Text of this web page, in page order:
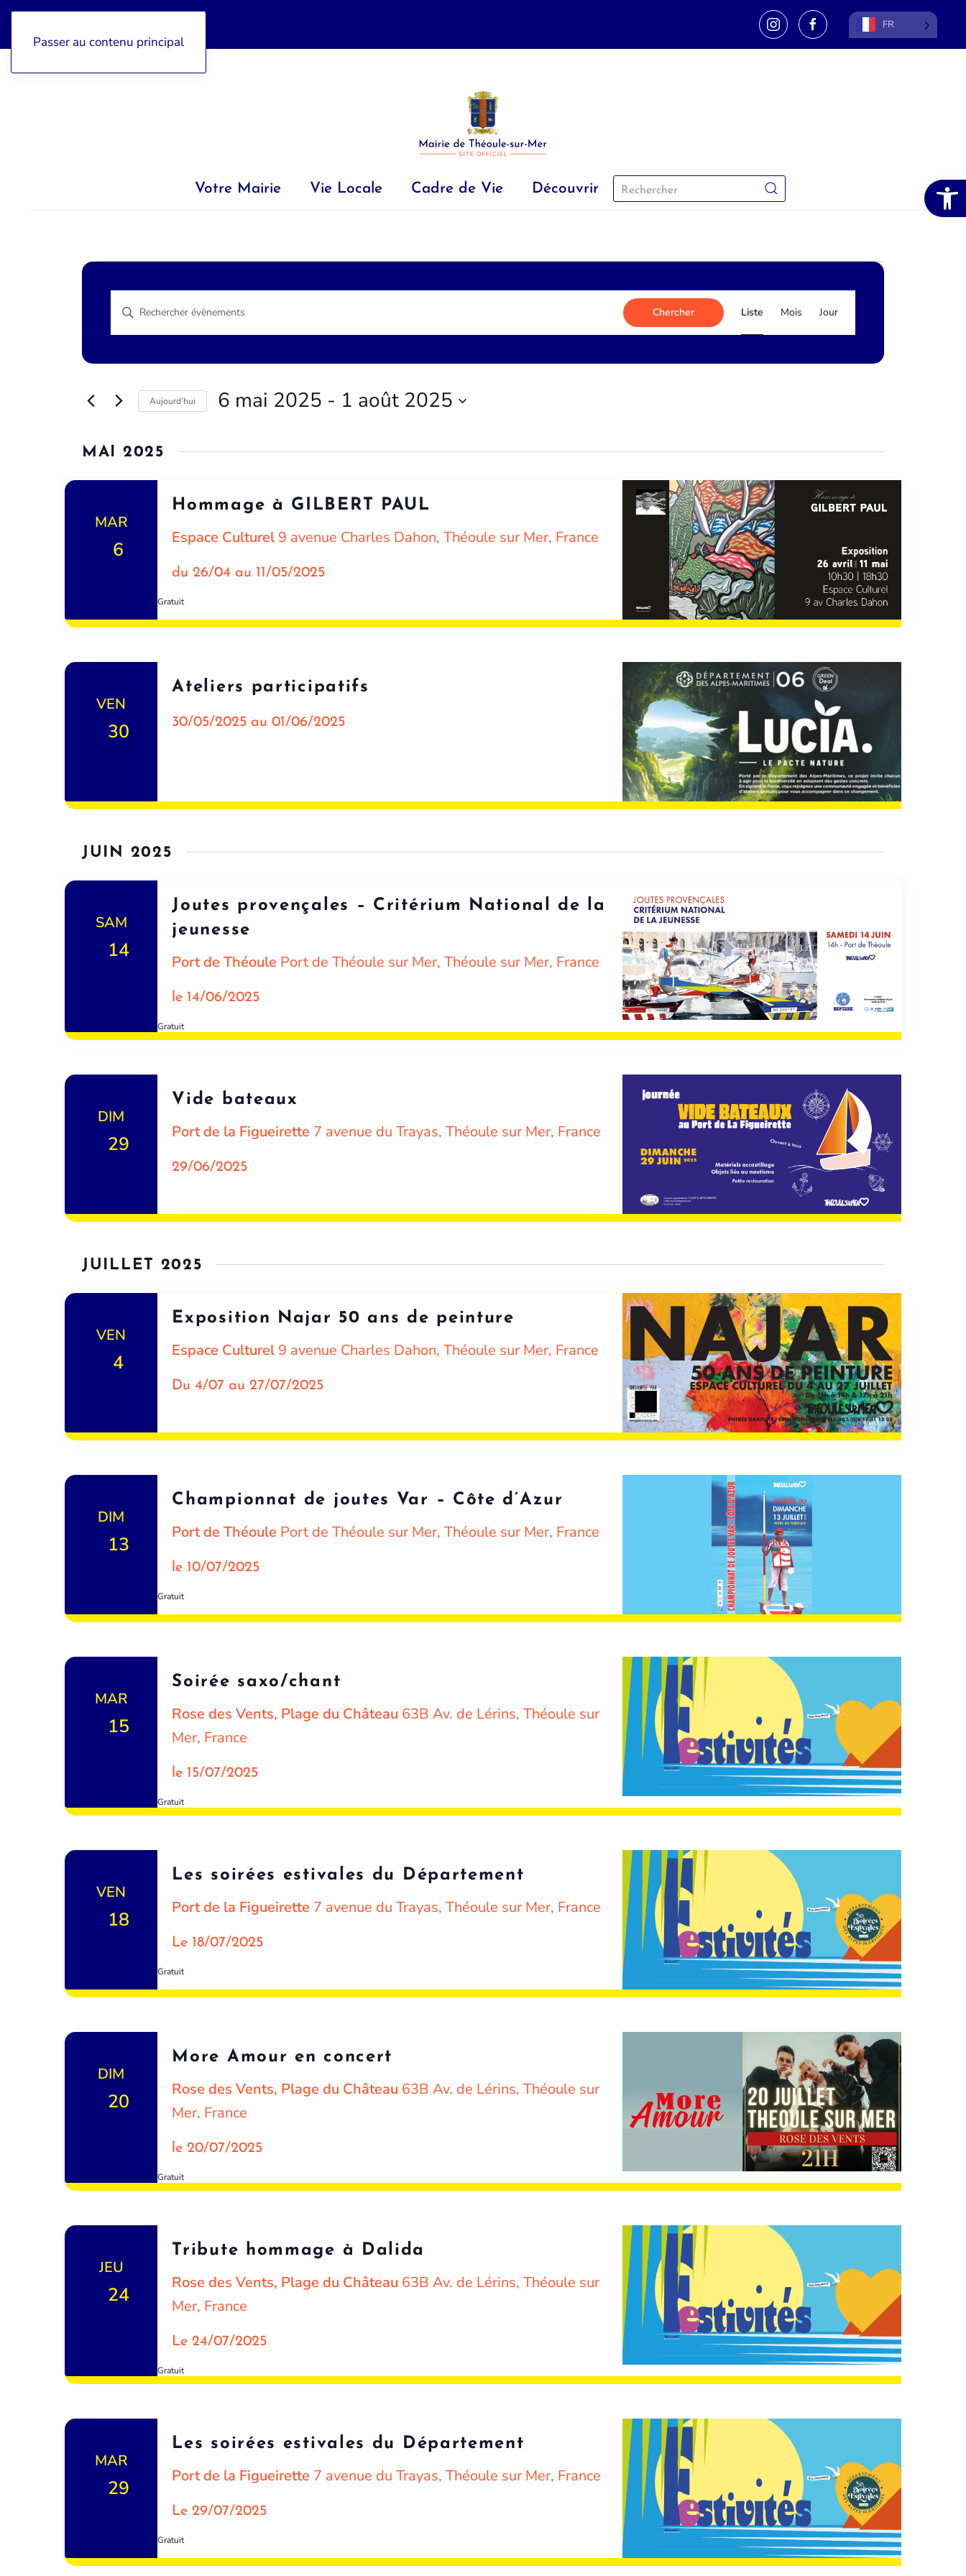
Ouvrir
Passer au contenu principal
FR
Votre Mairie Vie Locale Cadre de Vie Découvrir
Évènements
Recherche
et
navigation
de
Évènements
Saisir
mot-
clé.
mot-
Chercher
Navigation
de
vues
Liste Mois Jour
Aujourd’hui 6 mai 2025 - 1 août 2025
date.
MAI 2025
MAR
6
Hommage à GILBERT PAUL
Espace Culturel 9 avenue Charles Dahon, Théoule sur Mer, France
du 26/04 au 11/05/2025
Gratuit
VEN
30
Ateliers participatifs
30/05/2025 au 01/06/2025
JUIN 2025
SAM
14
Joutes provençales – Critérium National de la
jeunesse
Port de Théoule Port de Théoule sur Mer, Théoule sur Mer, France
le 14/06/2025
Gratuit
DIM
29
Vide bateaux
Port de la Figueirette 7 avenue du Trayas, Théoule sur Mer, France
29/06/2025
JUILLET 2025
VEN
4
Exposition Najar 50 ans de peinture
Espace Culturel 9 avenue Charles Dahon, Théoule sur Mer, France
Du 4/07 au 27/07/2025
DIM
13
Championnat de joutes Var – Côte d’Azur
Port de Théoule Port de Théoule sur Mer, Théoule sur Mer, France
le 10/07/2025
Gratuit
MAR
15
Soirée saxo/chant
Rose des Vents, Plage du Château 63B Av. de Lérins, Théoule sur
Mer, France
le 15/07/2025
Gratuit
VEN
18
Les soirées estivales du Département
Port de la Figueirette 7 avenue du Trayas, Théoule sur Mer, France
Le 18/07/2025
Gratuit
DIM
20
More Amour en concert
Rose des Vents, Plage du Château 63B Av. de Lérins, Théoule sur
Mer, France
le 20/07/2025
Gratuit
JEU
24
Tribute hommage à Dalida
Rose des Vents, Plage du Château 63B Av. de Lérins, Théoule sur
Mer, France
Le 24/07/2025
Gratuit
MAR
29
Les soirées estivales du Département
Port de la Figueirette 7 avenue du Trayas, Théoule sur Mer, France
Le 29/07/2025
Gratuit